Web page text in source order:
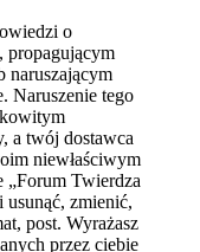
o
propagującym
naruszającym
Naruszenie tego
a twój dostawca
niewłaściwym
„Forum Twierdza
zmienić,
post. Wyrażasz
przez ciebie